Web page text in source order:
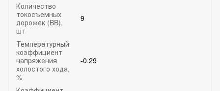
Количество
токосъемных
дорожек (BB),
шт
9
Температурный
коэффициент
напряжения
холостого хода,
%
-0.29